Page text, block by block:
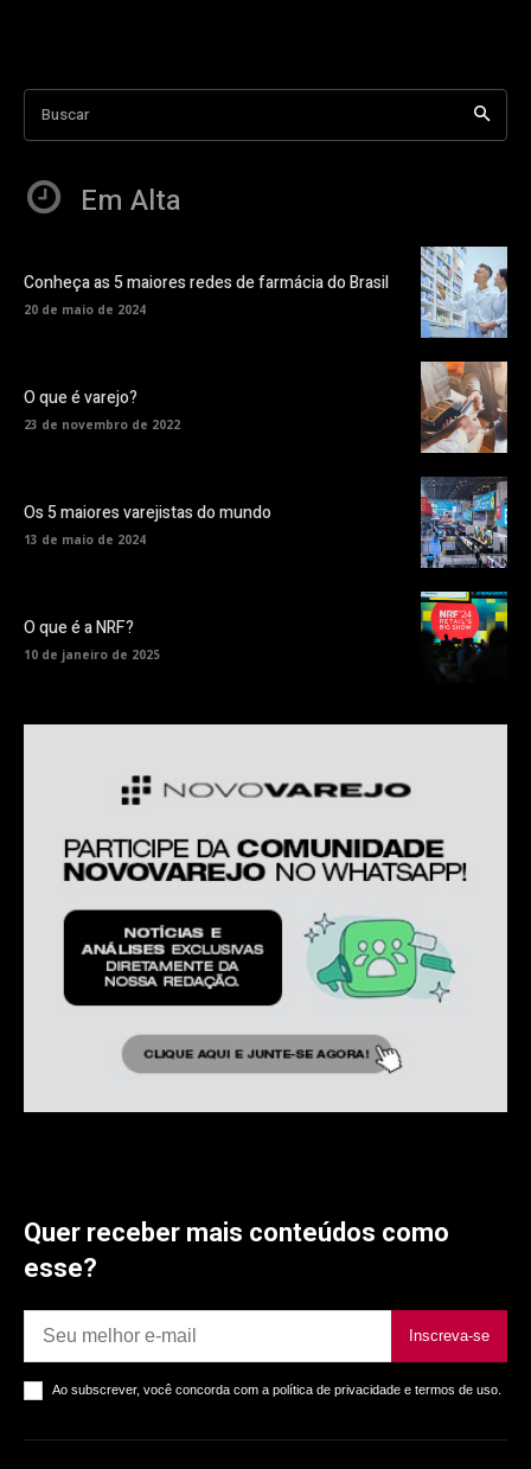
Buscar
Em Alta
Conheça as 5 maiores redes de farmácia do Brasil
20 de maio de 2024
O que é varejo?
23 de novembro de 2022
Os 5 maiores varejistas do mundo
13 de maio de 2024
O que é a NRF?
10 de janeiro de 2025
Quer receber mais conteúdos como
esse?
Inscreva-se
Ao subscrever, você concorda com a política de privacidade e termos de uso.